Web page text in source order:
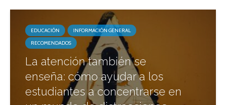
EDUCACIÓN
INFORMACIÓN GENERAL
RECOMENDADOS
La atención también se
enseña: cómo ayudar a los
estudiantes a concentrarse en